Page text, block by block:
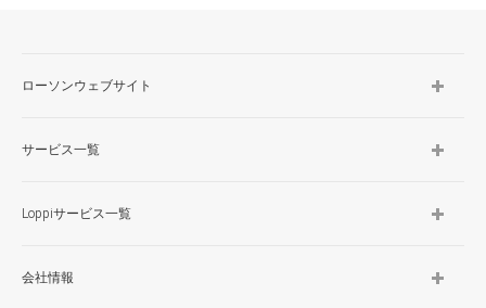
ローソンウェブサイト
サービス一覧
Loppiサービス一覧
会社情報